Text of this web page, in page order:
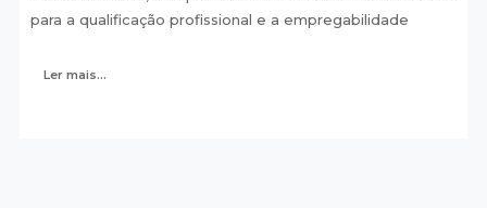
para a qualificação profissional e a empregabilidade
Ler mais...